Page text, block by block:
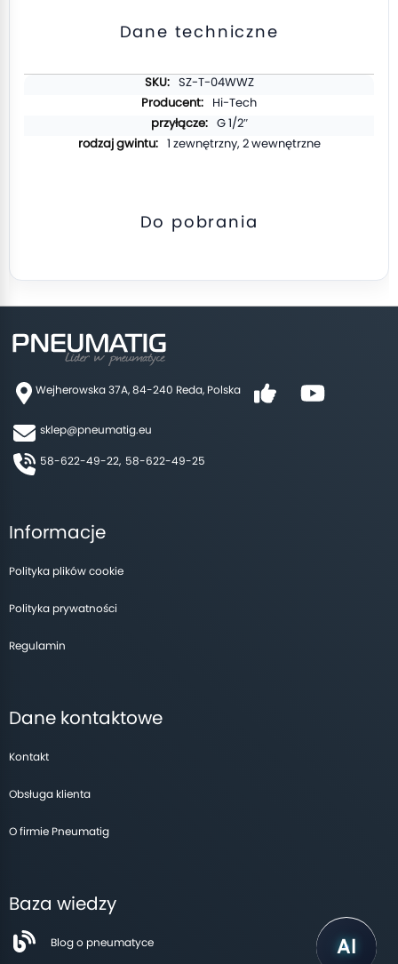
Dane techniczne
SZ-T-04WWZ
Hi-Tech
G 1/2″
1 zewnętrzny, 2 wewnętrzne
Do pobrania
Wejherowska 37A, 84-240 Reda, Polska
sklep@pneumatig.eu
58-622-49-22, 58-622-49-25
Informacje
Polityka plików cookie
Polityka prywatności
Regulamin
Dane kontaktowe
Kontakt
Obsługa klienta
O firmie Pneumatig
Baza wiedzy
Blog o pneumatyce